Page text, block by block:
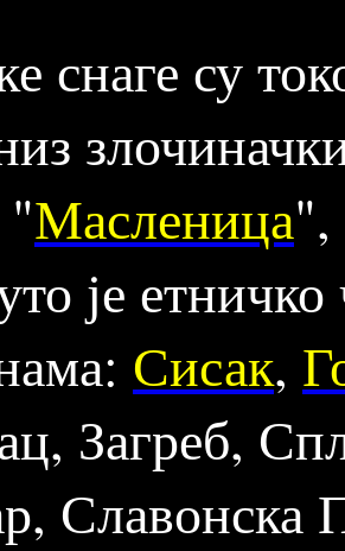
снаге су
Масленица
је
Сисак,
Загреб,
Славонска